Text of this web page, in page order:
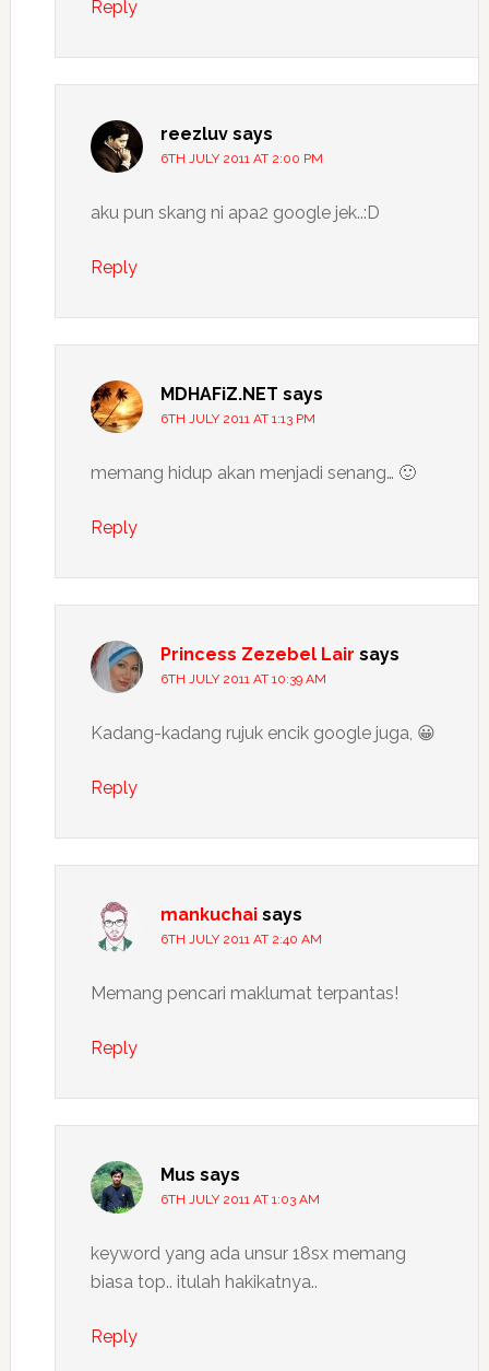
Reply
reezluv says
6TH JULY 2011 AT 2:00 PM
aku pun skang ni apa2 google jek..:D
Reply
MDHAFiZ.NET says
6TH JULY 2011 AT 1:13 PM
memang hidup akan menjadi senang… 🙂
Reply
Princess Zezebel Lair says
6TH JULY 2011 AT 10:39 AM
Kadang-kadang rujuk encik google juga, 😀
Reply
mankuchai says
6TH JULY 2011 AT 2:40 AM
Memang pencari maklumat terpantas!
Reply
Mus says
6TH JULY 2011 AT 1:03 AM
keyword yang ada unsur 18sx memang
biasa top.. itulah hakikatnya..
Reply